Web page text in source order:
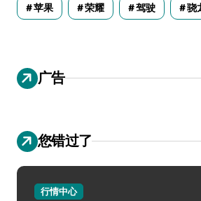
苹果 荣耀 驾驶 骁
广告
您错过了
行情中心